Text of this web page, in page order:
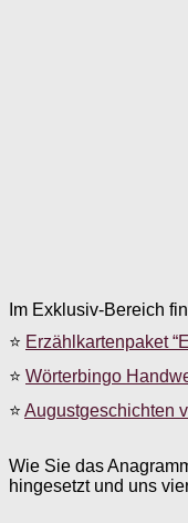
Im Exklusiv-Bereich
⭐ Erzählkartenpaket
⭐ Wörterbingo
⭐ Augustgeschichten
Wie Sie das
hingesetzt und uns